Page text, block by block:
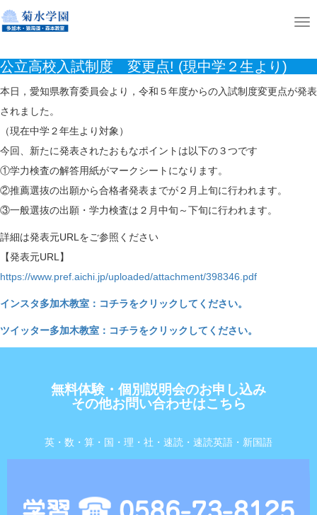
T
g
ホーム ニュース
公立高校入試制度 変更点! (現中学２生より)
本日，愛知県教育委員会より，令和５年度からの入試制度変更点が発表
されました。
（現在中学２年生より対象）
今回、新たに発表されたおもなポイントは以下の３つです
①学力検査の解答用紙がマークシートになります。
②推薦選抜の出願から合格者発表までが２月上旬に行われます。
③一般選抜の出願・学力検査は２月中旬～下旬に行われます。
詳細は発表元URLをご参照ください
【発表元URL】
https://www.pref.aichi.jp/uploaded/attachment/398346.pdf
インスタ多加木教室：コチラをクリックしてください。
ツイッター多加木教室：コチラをクリックしてください。
無料体験・個別説明会のお申し込み
その他お問い合わせはこちら
英・数・算・国・理・社・速読・速読英語・新国語